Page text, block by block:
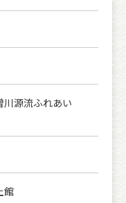
源流ふれあい
館